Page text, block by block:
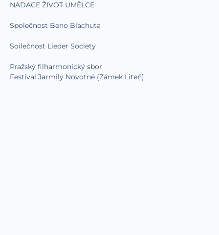
NADACE ŽIVOT UMĚLCE
Společnost Beno Blachuta
Soilečnost Lieder Society
Pražský filharmonický sbor
Festival Jarmily Novotné (Zámek Liteň):